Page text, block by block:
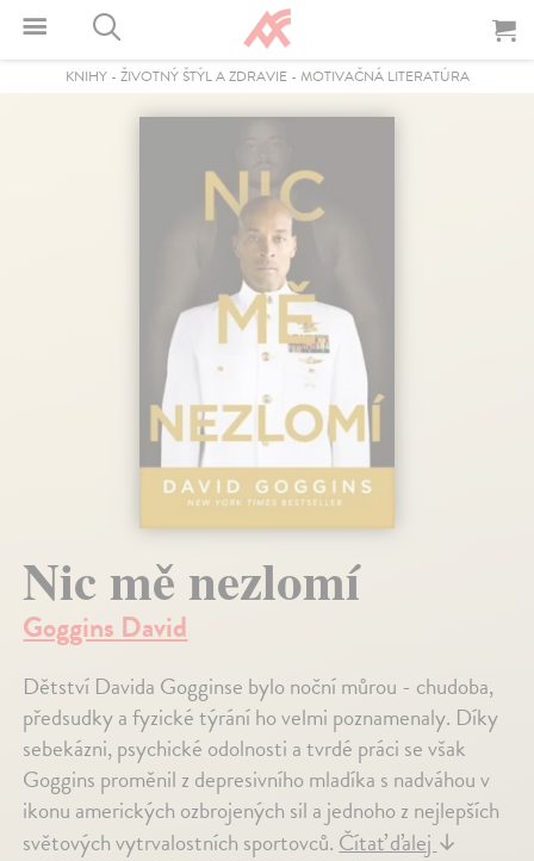
KNIHY- ŽIVOTNÝ ŠTÝL A ZDRAVIE- MOTIVAČNÁ LITERATÚRA
Nic mě nezlomí
Goggins David
Dětství Davida Gogginse bylo noční můrou - chudoba,
předsudky a fyzické týrání ho velmi poznamenaly. Díky
sebekázni, psychické odolnosti a tvrdé práci se však
Goggins proměnil z depresivního mladíka s nadváhou v
ikonu amerických ozbrojených sil a jednoho z nejlepších
světových vytrvalostních sportovců. Čítať ďalej ↓